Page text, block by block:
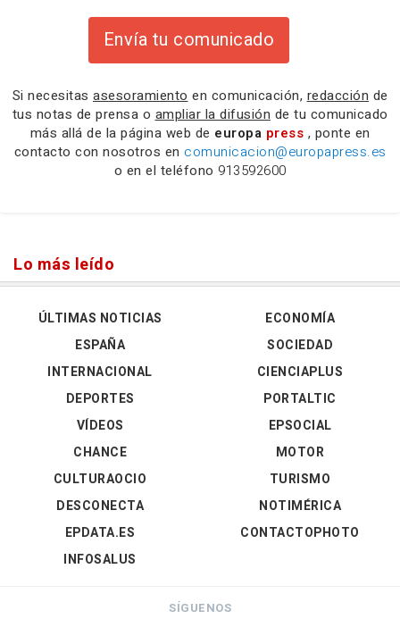
Envía tu comunicado
Si necesitas asesoramiento en comunicación, redacción de
tus notas de prensa o ampliar la difusión de tu comunicado
más allá de la página web de europa press , ponte en
contacto con nosotros en comunicacion@europapress.es
o en el teléfono 913592600
Lo más leído
ÚLTIMAS NOTICIAS
ESPAÑA
INTERNACIONAL
DEPORTES
VÍDEOS
ECONOMÍA
SOCIEDAD
CIENCIAPLUS
PORTALTIC
EPSOCIAL
CHANCE
CULTURAOCIO
DESCONECTA
EPDATA.ES
INFOSALUS
MOTOR
TURISMO
NOTIMÉRICA
CONTACTOPHOTO
SÍGUENOS